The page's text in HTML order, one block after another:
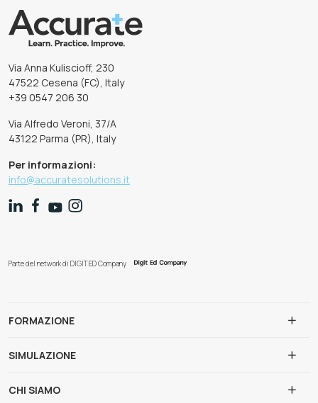
Via Anna Kuliscioff, 230
47522 Cesena (FC), Italy
+39 0547 206 30
Via Alfredo Veroni, 37/A
43122 Parma (PR), Italy
Per informazioni:
info@accuratesolutions.it
Parte del network di DIGIT ED Company
FORMAZIONE
SIMULAZIONE
CHI SIAMO